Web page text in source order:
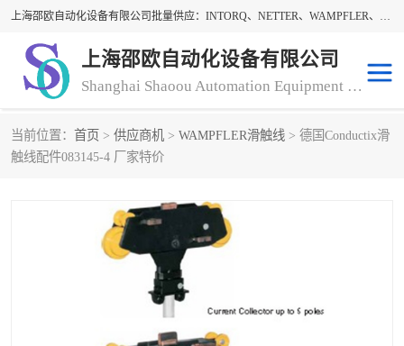
上海邵欧自动化设备有限公司批量供应：INTORQ、NETTER、WAMPFLER、WARNER、WICHITA、三菱离合器、warner离合器、NETTER振动器、WAMPFLER滑触线。上海邵欧自动化设备有限公司提供创新技术与产品解决方案，让客户享有高性价比，优质的产品和服务，我们坚持以持续技术和服务创新为客户不断创造价值。欢迎来电咨询！
上海邵欧自动化设备有限公司
Shanghai Shaoou Automation Equipment Co., Ltd
当前位置： 首页 > 供应商机 > WAMPFLER滑触线 > 德国Conductix滑
触线配件083145-4 厂家特价
warner离合器
三菱离合器
carlson制动器